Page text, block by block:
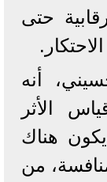
حتى
أنه
الأثر
هناك
من